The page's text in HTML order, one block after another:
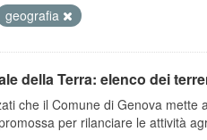
geografia
della Terra: elenco dei
che il Comune di Genova
per rilanciare le attività